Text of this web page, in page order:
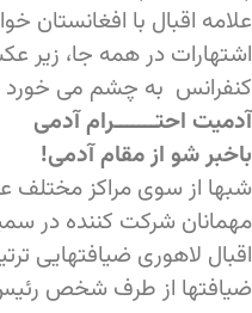
علامه اقبال با افغانستان
اشتهارات در همه جا، زیر
کنفرانس به چشم می خورد
آدمیت احتـــــــرام آدمی
باخبر شو از مقام آدمی!
شبها از سوی مراکز مختلف
مهمانان شرکت کننده در
اقبال لاهوری ضیافتهایی
ضیافتها از طرف شخص